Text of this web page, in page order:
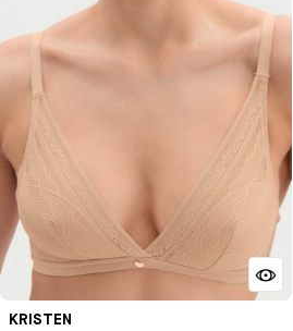
KRISTEN